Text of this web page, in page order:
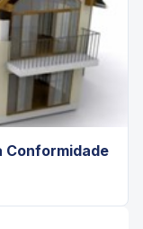
Conformidade